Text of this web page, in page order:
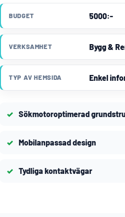
BUDGET 5000:-
VERKSAMHET Bygg &
TYP AV HEMSIDA Enkel
Sökmotoroptimerad
Mobilanpassad design
Tydliga kontaktvägar